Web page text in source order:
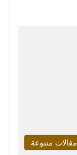
مقالات متنوعة